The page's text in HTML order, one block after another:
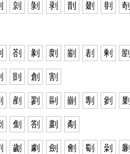
剠 剝 剥 剒 剟 剕
剳 剶 剫 剬 剨 剰
剴 創 割
剷 剹 剾 剻 剸 剼
劁 劄 劃 劀
劌 劇 劍 劊 劅 劋